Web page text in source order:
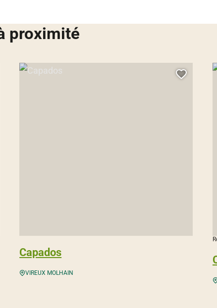
proximité
cette page au carnet de voyage ?
Capados
VIREUX MOLHAIN
Capados, © Droits libres